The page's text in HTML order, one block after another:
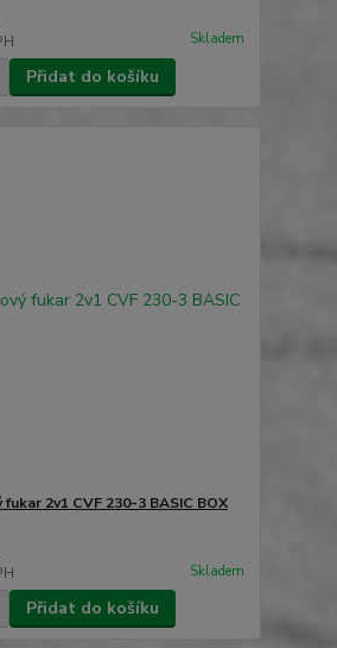
Skladem
Přidat do košíku
2v1 CVF 230-3 BASIC BOX
Skladem
Přidat do košíku